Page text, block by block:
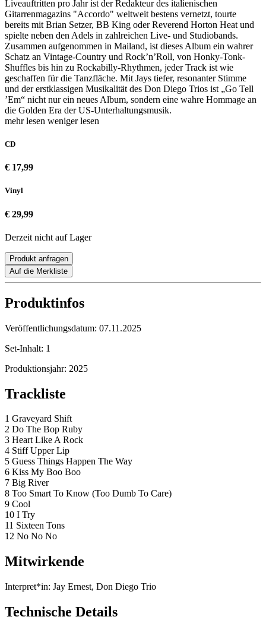
Liveauftritten pro Jahr ist der Redakteur des italienischen
Gitarrenmagazins "Accordo" weltweit bestens vernetzt, tourte
bereits mit Brian Setzer, BB King oder Reverend Horton Heat und
spielte neben den Adels in zahlreichen Live- und Studiobands.
Zusammen aufgenommen in Mailand, ist dieses Album ein wahrer
Schatz an Vintage-Country und Rock’n’Roll, von Honky-Tonk-
Shuffles bis hin zu Rockabilly-Rhythmen, jeder Track ist wie
geschaffen für die Tanzfläche. Mit Jays tiefer, resonanter Stimme
und der erstklassigen Musikalität des Don Diego Trios ist „Go Tell
’Em“ nicht nur ein neues Album, sondern eine wahre Hommage an
die Golden Era der US-Unterhaltungsmusik.
mehr lesen weniger lesen
CD
€ 17,99
Vinyl
€ 29,99
Derzeit nicht auf Lager
Produkt anfragen
Auf die Merkliste
Produktinfos
Veröffentlichungsdatum: 07.11.2025
Set-Inhalt: 1
Produktionsjahr: 2025
Trackliste
1 Graveyard Shift
2 Do The Bop Ruby
3 Heart Like A Rock
4 Stiff Upper Lip
5 Guess Things Happen The Way
6 Kiss My Boo Boo
7 Big River
8 Too Smart To Know (Too Dumb To Care)
9 Cool
10 I Try
11 Sixteen Tons
12 No No No
Mitwirkende
Interpret*in: Jay Ernest, Don Diego Trio
Technische Details